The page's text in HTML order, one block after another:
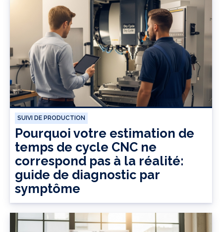
SUIVI DE PRODUCTION
Pourquoi votre estimation de
temps de cycle CNC ne
correspond pas à la réalité:
guide de diagnostic par
symptôme